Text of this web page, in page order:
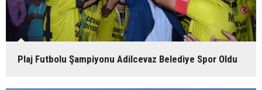
Plaj Futbolu Şampiyonu Adilcevaz Belediye Spor Oldu